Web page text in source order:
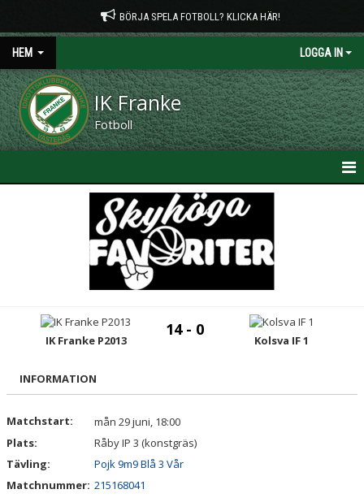
BÖRJA SPELA FOTBOLL? KLICKA HÄR!
HEM LOGGA IN
IK Franke
Fotboll
PLANTIDER
KALENDER
DOKUMENT
VÅRA LAG/TRÄNARE
IK Franke P2013
14 - 0
Kolsva IF 1
INFORMATION
Matchstart:
mån 29 juni, 18:00
Plats:
Råby IP 3 (konstgräs)
Tävling:
Pojk 9m9 Blå 3 Vår
Matchnummer: 215168041